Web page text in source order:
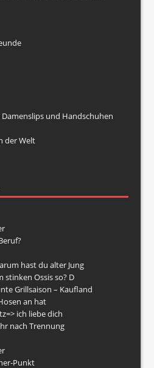
und Handschuhen
der Welt
hast du alter Jung
stinken Ossis so? D
Grillsaison – Kaufland
an hat
ich liebe dich
nach Trennung
Punkt